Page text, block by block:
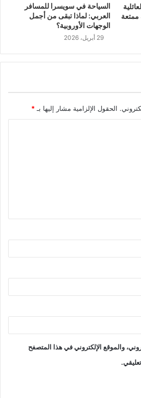
ممتعة
السياحة في سويسرا للمسافر
العربي: لماذا تبقى من أجمل
الوجهات الأوروبية؟
29 أبريل، 2026
الحقول الإلزامية مشار إليها بـ *
والموقع الإلكتروني في هذا المتصفح